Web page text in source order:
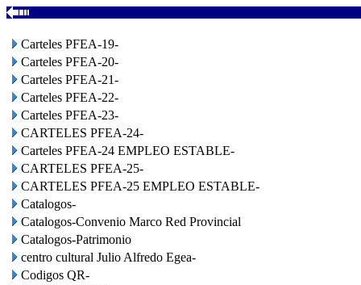
Carteles PFEA-19-
Carteles PFEA-20-
Carteles PFEA-21-
Carteles PFEA-22-
Carteles PFEA-23-
CARTELES PFEA-24-
Carteles PFEA-24 EMPLEO ESTABLE-
CARTELES PFEA-25-
CARTELES PFEA-25 EMPLEO ESTABLE-
Catalogos-
Catalogos-Convenio Marco Red Provincial
Catalogos-Patrimonio
centro cultural Julio Alfredo Egea-
Codigos QR-